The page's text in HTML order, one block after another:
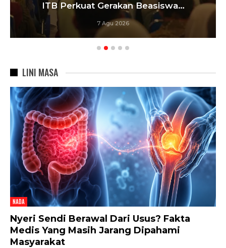
ITB Perkuat Gerakan Beasiswa…
7 Agu 2026
LINI MASA
NADA
Nyeri Sendi Berawal Dari Usus? Fakta
Medis Yang Masih Jarang Dipahami
Masyarakat